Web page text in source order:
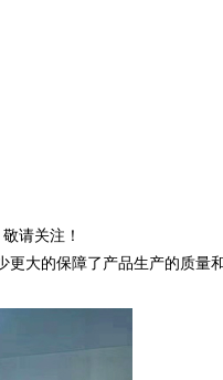
请关注！
大的保障了产品生产的质